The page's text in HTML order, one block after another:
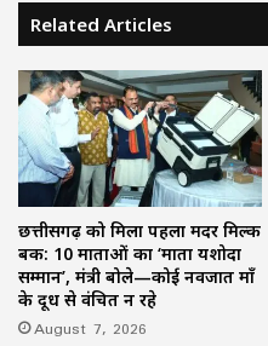
Related Articles
छत्तीसगढ़ को मिला पहला मदर मिल्क
बैंक: 10 माताओं का ‘माता यशोदा
सम्मान’, मंत्री बोले—कोई नवजात माँ
के दूध से वंचित न रहे
August 7, 2026